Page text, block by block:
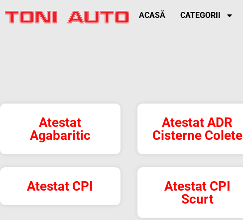
ACASĂ CATEGORII
Atestat
Agabaritic
Atestat ADR
Cisterne Colete
Atestat CPI
Atestat CPI
Scurt